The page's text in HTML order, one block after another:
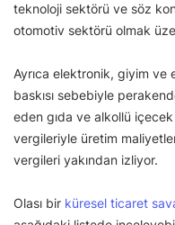
teknoloji sektörü ve söz
otomotiv sektörü olmak
Ayrıca elektronik, giyim ve
baskısı sebebiyle
eden gıda ve alkollü
vergileriyle üretim
vergileri yakından izliyor.
Olası bir küresel ticaret